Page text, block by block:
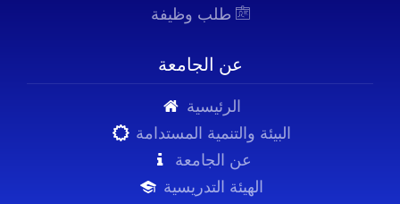
عن الجامعة
الرئيسية
البيئة والتنمية المستدامة
عن الجامعة
الهيئة التدريسية